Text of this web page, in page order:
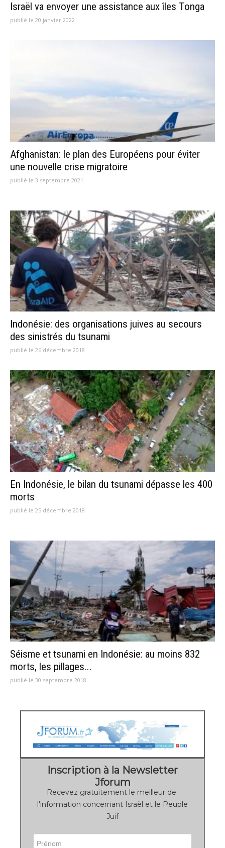
Israël va envoyer une assistance aux îles Tonga
publié le 20 janvier 2022
Afghanistan: le plan des Européens pour éviter
une nouvelle crise migratoire
publié le 3 septembre 2021
Indonésie: des organisations juives au secours
des sinistrés du tsunami
publié le 26 décembre 2018
En Indonésie, le bilan du tsunami dépasse les 400
morts
publié le 25 décembre 2018
Séisme et tsunami en Indonésie: au moins 832
morts, les pillages...
publié le 30 septembre 2018
Inscription à la Newsletter
Jforum
Recevez gratuitement le meilleur de
l'information concernant Israël et le Peuple
Juif